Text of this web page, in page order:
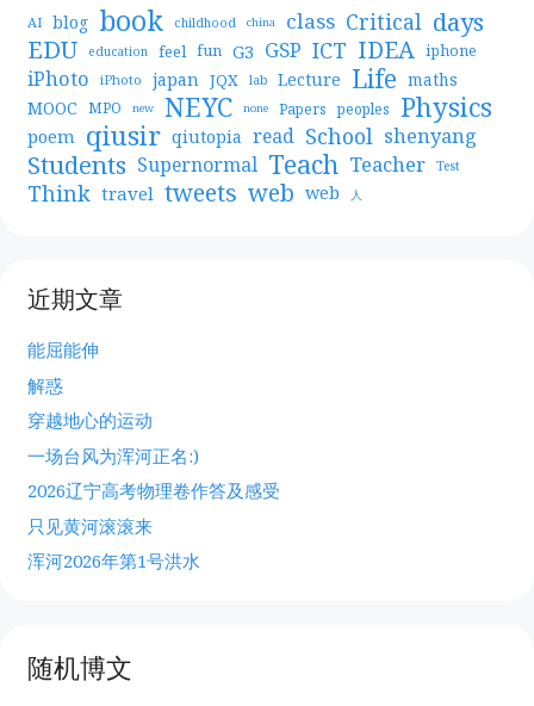
AI blog book childhood china class Critical days
EDU education feel fun G3 GSP ICT IDEA iphone
iPhoto iPhoto japan JQX lab Lecture Life maths
MOOC MPO new NEYC none Papers peoples Physics
poem qiusir qiutopia read School shenyang
Students Supernormal Teach Teacher Test
Think travel tweets web web 人
近期文章
能屈能伸
解惑
穿越地心的运动
一场台风为浑河正名:)
2026辽宁高考物理卷作答及感受
只见黄河滚滚来
浑河2026年第1号洪水
随机博文